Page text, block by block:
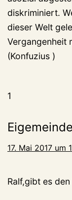
diskriminiert.
dieser Welt
Vergangenheit
(Konfuzius )
1
17. Mai 2017 um
Ralf,gibt es